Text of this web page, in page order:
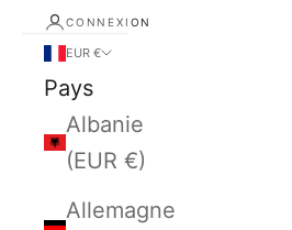
CONNEXION
EUR €
Pays
Albanie
(EUR €)
Allemagne